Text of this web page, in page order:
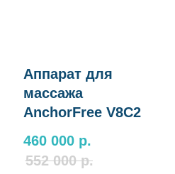
Аппарат для
массажа
AnchorFree V8C2
460 000 р.
552 000 р.